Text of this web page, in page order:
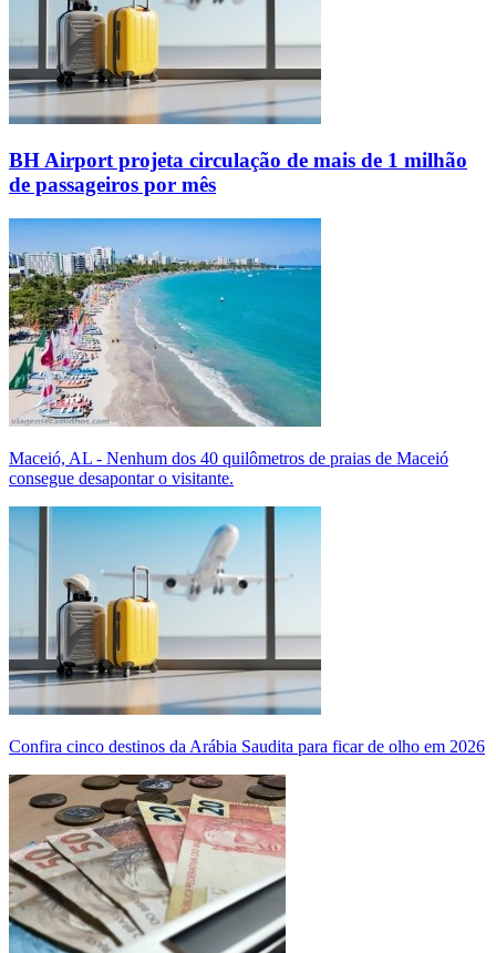
BH Airport projeta circulação de mais de 1 milhão
de passageiros por mês
Maceió, AL - Nenhum dos 40 quilômetros de praias de Maceió
consegue desapontar o visitante.
Confira cinco destinos da Arábia Saudita para ficar de olho em 2026